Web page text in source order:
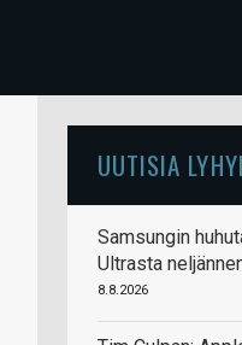
UUTISIA
Samsungin
Ultrasta
8.8.2026